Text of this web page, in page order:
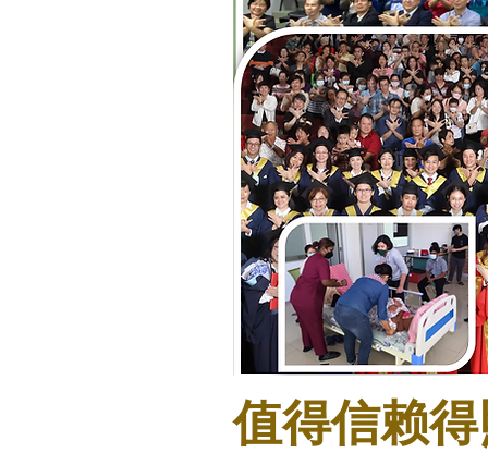
值得信赖